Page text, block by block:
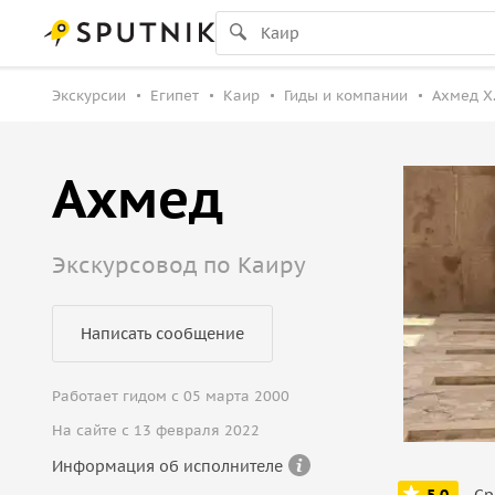
Экскурсии Египет Каир Гиды и компании Ахмед Х.
Ахмед
Экскурсовод по Каиру
Написать сообщение
Работает гидом с 05 марта 2000
На сайте с 13 февраля 2022
Информация об исполнителе